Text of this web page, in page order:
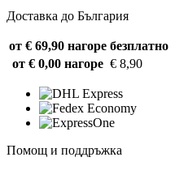
Доставка до България
от € 69,90 нагоре безплатно
от € 0,00 нагоре € 8,90
Помощ и поддръжка